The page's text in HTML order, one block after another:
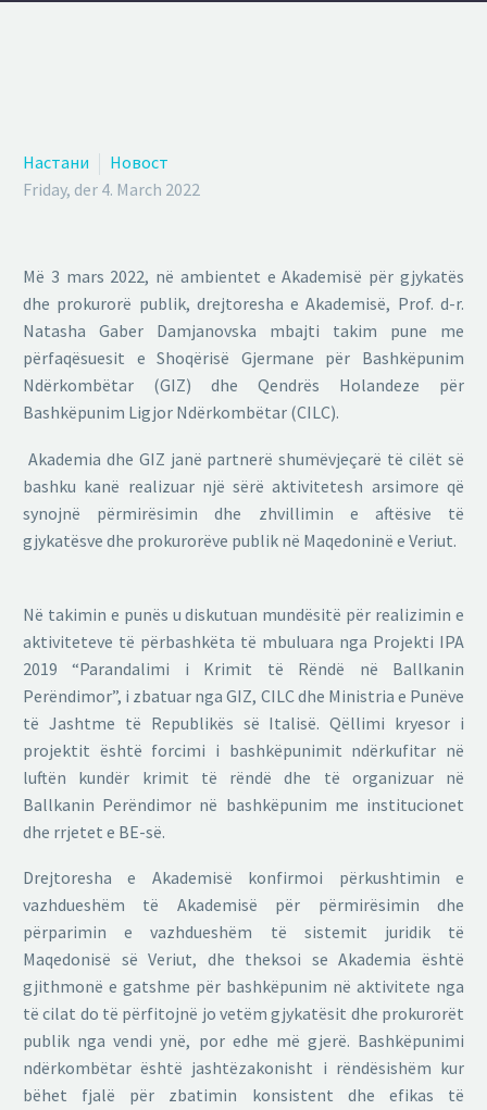
Настани
Новост
Friday, der 4. March 2022
Më 3 mars 2022, në ambientet e Akademisë për gjykatës
dhe prokurorë publik, drejtoresha e Akademisë, Prof. d-r.
Natasha Gaber Damjanovska mbajti takim pune me
përfaqësuesit e Shoqërisë Gjermane për Bashkëpunim
Ndërkombëtar (GIZ) dhe Qendrës Holandeze për
Bashkëpunim Ligjor Ndërkombëtar (CILC).
Akademia dhe GIZ janë partnerë shumëvjeçarë të cilët së
bashku kanë realizuar një sërë aktivitetesh arsimore që
synojnë përmirësimin dhe zhvillimin e aftësive të
gjykatësve dhe prokurorëve publik në Maqedoninë e Veriut.
Në takimin e punës u diskutuan mundësitë për realizimin e
aktiviteteve të përbashkëta të mbuluara nga Projekti IPA
2019 “Parandalimi i Krimit të Rëndë në Ballkanin
Perëndimor”, i zbatuar nga GIZ, CILC dhe Ministria e Punëve
të Jashtme të Republikës së Italisë. Qëllimi kryesor i
projektit është forcimi i bashkëpunimit ndërkufitar në
luftën kundër krimit të rëndë dhe të organizuar në
Ballkanin Perëndimor në bashkëpunim me institucionet
dhe rrjetet e BE-së.
Drejtoresha e Akademisë konfirmoi përkushtimin e
vazhdueshëm të Akademisë për përmirësimin dhe
përparimin e vazhdueshëm të sistemit juridik të
Maqedonisë së Veriut, dhe theksoi se Akademia është
gjithmonë e gatshme për bashkëpunim në aktivitete nga
të cilat do të përfitojnë jo vetëm gjykatësit dhe prokurorët
publik nga vendi ynë, por edhe më gjerë. Bashkëpunimi
ndërkombëtar është jashtëzakonisht i rëndësishëm kur
bëhet fjalë për zbatimin konsistent dhe efikas të